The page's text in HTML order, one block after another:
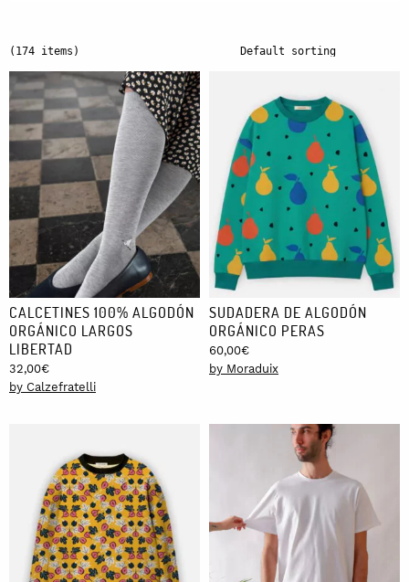
(174 items)
CALCETINES 100% ALGODÓN
ORGÁNICO LARGOS
LIBERTAD
32,00€
by Calzefratelli
SUDADERA DE ALGODÓN
ORGÁNICO PERAS
60,00€
by Moraduix